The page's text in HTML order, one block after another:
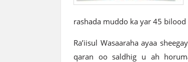
rashada muddo ka yar 45 bilood
Ra’iisul Wasaaraha ayaa
qaran oo saldhig u ah